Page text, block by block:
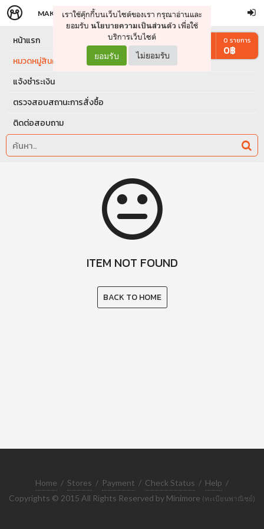
จัดการรถเข็น ดำเนินการต่อ
MAKERS STORE
เราใช้คุ๊กกี้บนเว็บไซต์ของเรา กรุณาอ่านและ
ยอมรับ นโยบายความเป็นส่วนตัว เพื่อใช้
บริการเว็บไซต์
ยอมรับ ไม่ยอมรับ
หน้าแรก
หมวดหมู่สินค้า
แจ้งชำระเงิน
ตรวจสอบสถานะการสั่งซื้อ
ติดต่อสอบถาม
0 รายการ
0฿
ITEM NOT FOUND
BACK TO HOME
Home / Stores / Payment / Check Status / Help /
Copyrights © 2015 All Rights Reserved by Minimore (ทะเบียนพาณิชย์)